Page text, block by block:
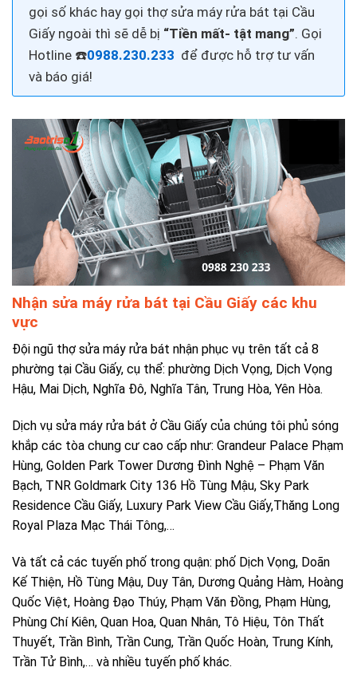
gọi số khác hay gọi thợ sửa máy rửa bát tại Cầu
Giấy ngoài thì sẽ dễ bị “Tiền mất- tật mang”. Gọi
Hotline ☎️0988.230.233 để được hỗ trợ tư vấn
và báo giá!
Nhận sửa máy rửa bát tại Cầu Giấy các khu
vực
Đội ngũ thợ sửa máy rửa bát nhận phục vụ trên tất cả 8
phường tại Cầu Giấy, cụ thể: phường Dịch Vọng, Dịch Vọng
Hậu, Mai Dịch, Nghĩa Đô, Nghĩa Tân, Trung Hòa, Yên Hòa.
Dịch vụ sửa máy rửa bát ở Cầu Giấy của chúng tôi phủ sóng
khắp các tòa chung cư cao cấp như: Grandeur Palace Phạm
Hùng, Golden Park Tower Dương Đình Nghệ – Phạm Văn
Bạch, TNR Goldmark City 136 Hồ Tùng Mậu, Sky Park
Residence Cầu Giấy, Luxury Park View Cầu Giấy,Thăng Long
Royal Plaza Mạc Thái Tông,…
Và tất cả các tuyến phố trong quận: phố Dịch Vọng, Doãn
Kế Thiện, Hồ Tùng Mậu, Duy Tân, Dương Quảng Hàm, Hoàng
Quốc Việt, Hoàng Đạo Thúy, Phạm Văn Đồng, Phạm Hùng,
Phùng Chí Kiên, Quan Hoa, Quan Nhân, Tô Hiệu, Tôn Thất
Thuyết, Trần Bình, Trần Cung, Trần Quốc Hoàn, Trung Kính,
Trần Tử Bình,… và nhiều tuyến phố khác.